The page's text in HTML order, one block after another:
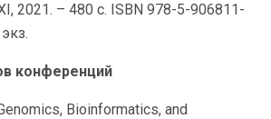
2021. – 480 с. ISBN 978-5-906811-
конференций
Bioinformatics, and